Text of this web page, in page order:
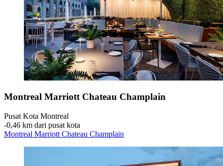
Montreal Marriott Chateau Champlain
Pusat Kota Montreal
‐0,46 km dari pusat kota
Montreal Marriott Chateau Champlain